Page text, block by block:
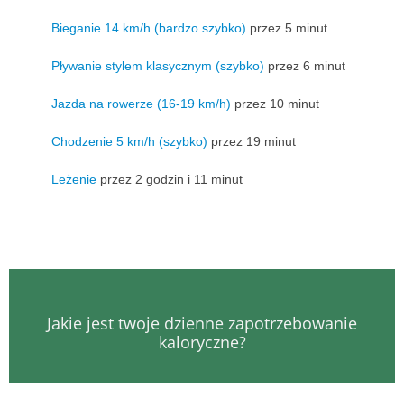
Bieganie 14 km/h (bardzo szybko) przez 5 minut
Pływanie stylem klasycznym (szybko) przez 6 minut
Jazda na rowerze (16-19 km/h) przez 10 minut
Chodzenie 5 km/h (szybko) przez 19 minut
Leżenie przez 2 godzin i 11 minut
Jakie jest twoje dzienne zapotrzebowanie
kaloryczne?